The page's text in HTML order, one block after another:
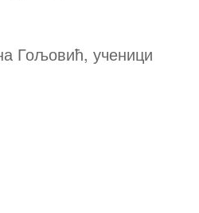
Гољовић, ученици